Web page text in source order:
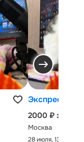
Экспресс-
2000 ₽ за
Москва
28 июля, 13:00